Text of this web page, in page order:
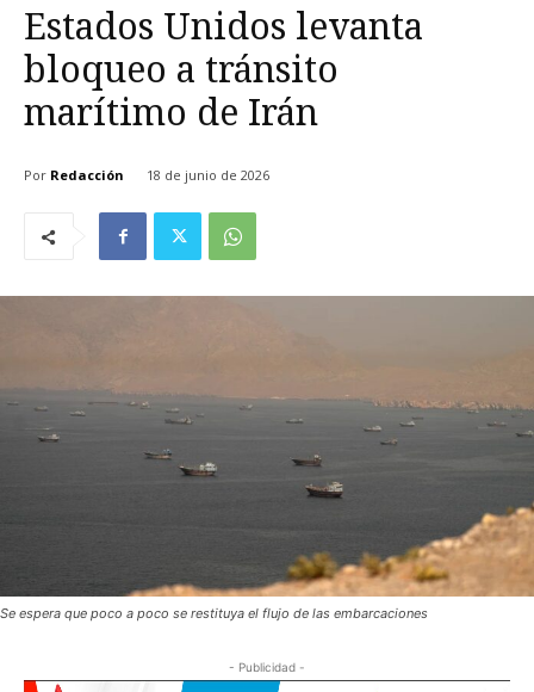
Estados Unidos levanta
bloqueo a tránsito
marítimo de Irán
Por Redacción 18 de junio de 2026
Se espera que poco a poco se restituya el flujo de las embarcaciones
- Publicidad -